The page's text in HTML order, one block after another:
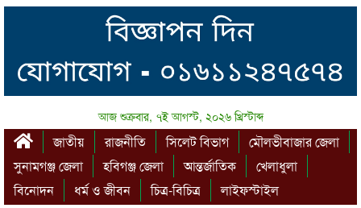
আজ শুক্রবার, ৭ই আগস্ট, ২০২৬ খ্রিস্টাব্দ
জাতীয় রাজনীতি সিলেট বিভাগ
মৌলভীবাজার জেলা
সুনামগঞ্জ জেলা
হবিগঞ্জ জেলা আন্তর্জাতিক
খেলাধুলা
বিনোদন
ধর্ম ও জীবন চিত্র-বিচিত্র লাইফস্টাইল